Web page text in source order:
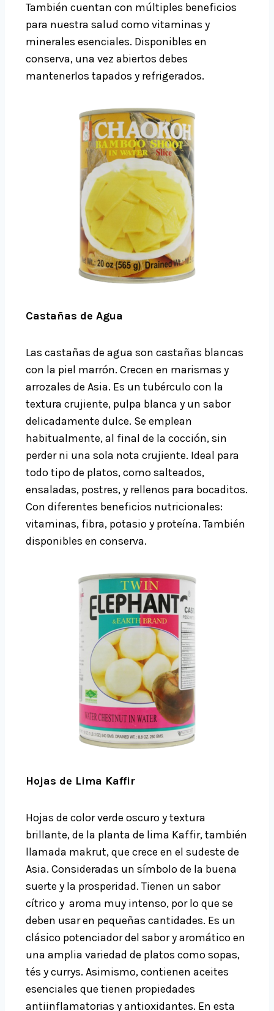
También cuentan con múltiples beneficios
para nuestra salud como vitaminas y
minerales esenciales. Disponibles en
conserva, una vez abiertos debes
mantenerlos tapados y refrigerados.
Castañas de Agua
Las castañas de agua son castañas blancas
con la piel marrón. Crecen en marismas y
arrozales de Asia. Es un tubérculo con la
textura crujiente, pulpa blanca y un sabor
delicadamente dulce. Se emplean
habitualmente, al final de la cocción, sin
perder ni una sola nota crujiente. Ideal para
todo tipo de platos, como salteados,
ensaladas, postres, y rellenos para bocaditos.
Con diferentes beneficios nutricionales:
vitaminas, fibra, potasio y proteína. También
disponibles en conserva.
Hojas de Lima Kaffir
Hojas de color verde oscuro y textura
brillante, de la planta de lima Kaffir, también
llamada makrut, que crece en el sudeste de
Asia. Consideradas un símbolo de la buena
suerte y la prosperidad. Tienen un sabor
cítrico y aroma muy intenso, por lo que se
deben usar en pequeñas cantidades. Es un
clásico potenciador del sabor y aromático en
una amplia variedad de platos como sopas,
tés y currys. Asimismo, contienen aceites
esenciales que tienen propiedades
antiinflamatorias y antioxidantes. En esta